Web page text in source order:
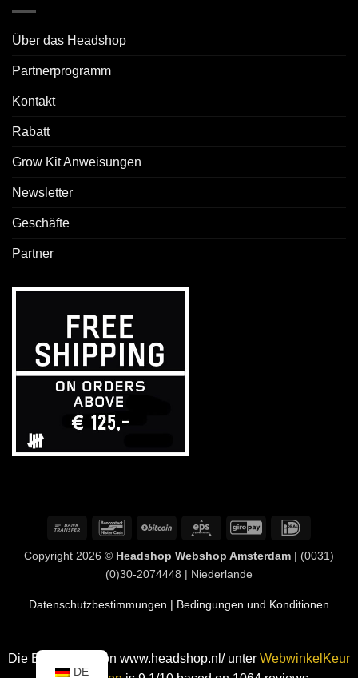
Über das Headshop
Partnerprogramm
Kontakt
Rabatt
Grow Kit Anweisungen
Newsletter
Geschäfte
Partner
Banküberweisung
BancontactBitCoin Eps GiroPay
Copyright 2026 © Headshop Webshop Amsterdam | (0031)
(0)30-2074448 | Niederlande
Datenschutzbestimmungen | Bedingungen und Konditionen
Die Bewertung von www.headshop.nl/ unter WebwinkelKeur
DE